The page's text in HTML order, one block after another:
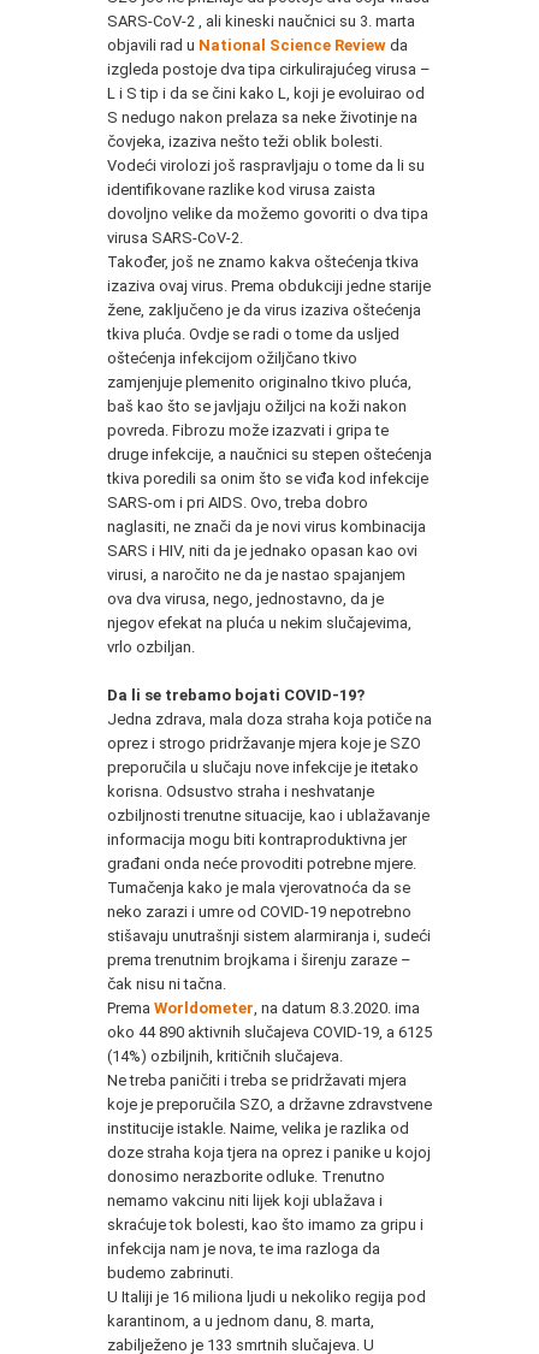
SARS-CoV-2 , ali kineski naučnici su 3. marta
objavili rad u National Science Review da
izgleda postoje dva tipa cirkulirajućeg virusa –
L i S tip i da se čini kako L, koji je evoluirao od
S nedugo nakon prelaza sa neke životinje na
čovjeka, izaziva nešto teži oblik bolesti.
Vodeći virolozi još raspravljaju o tome da li su
identifikovane razlike kod virusa zaista
dovoljno velike da možemo govoriti o dva tipa
virusa SARS-CoV-2.
Također, još ne znamo kakva oštećenja tkiva
izaziva ovaj virus. Prema obdukciji jedne starije
žene, zaključeno je da virus izaziva oštećenja
tkiva pluća. Ovdje se radi o tome da usljed
oštećenja infekcijom ožiljčano tkivo
zamjenjuje plemenito originalno tkivo pluća,
baš kao što se javljaju ožiljci na koži nakon
povreda. Fibrozu može izazvati i gripa te
druge infekcije, a naučnici su stepen oštećenja
tkiva poredili sa onim što se viđa kod infekcije
SARS-om i pri AIDS. Ovo, treba dobro
naglasiti, ne znači da je novi virus kombinacija
SARS i HIV, niti da je jednako opasan kao ovi
virusi, a naročito ne da je nastao spajanjem
ova dva virusa, nego, jednostavno, da je
njegov efekat na pluća u nekim slučajevima,
vrlo ozbiljan.
Da li se trebamo bojati COVID-19?
Jedna zdrava, mala doza straha koja potiče na
oprez i strogo pridržavanje mjera koje je SZO
preporučila u slučaju nove infekcije je itetako
korisna. Odsustvo straha i neshvatanje
ozbiljnosti trenutne situacije, kao i ublažavanje
informacija mogu biti kontraproduktivna jer
građani onda neće provoditi potrebne mjere.
Tumačenja kako je mala vjerovatnoća da se
neko zarazi i umre od COVID-19 nepotrebno
stišavaju unutrašnji sistem alarmiranja i, sudeći
prema trenutnim brojkama i širenju zaraze –
čak nisu ni tačna.
Prema Worldometer , na datum 8.3.2020. ima
oko 44 890 aktivnih slučajeva COVID-19, a 6125
(14%) ozbiljnih, kritičnih slučajeva.
Ne treba paničiti i treba se pridržavati mjera
koje je preporučila SZO, a državne zdravstvene
institucije istakle. Naime, velika je razlika od
doze straha koja tjera na oprez i panike u kojoj
donosimo nerazborite odluke. Trenutno
nemamo vakcinu niti lijek koji ublažava i
skraćuje tok bolesti, kao što imamo za gripu i
infekcija nam je nova, te ima razloga da
budemo zabrinuti.
U Italiji je 16 miliona ljudi u nekoliko regija pod
karantinom, a u jednom danu, 8. marta,
zabilježeno je 133 smrtnih slučajeva. U